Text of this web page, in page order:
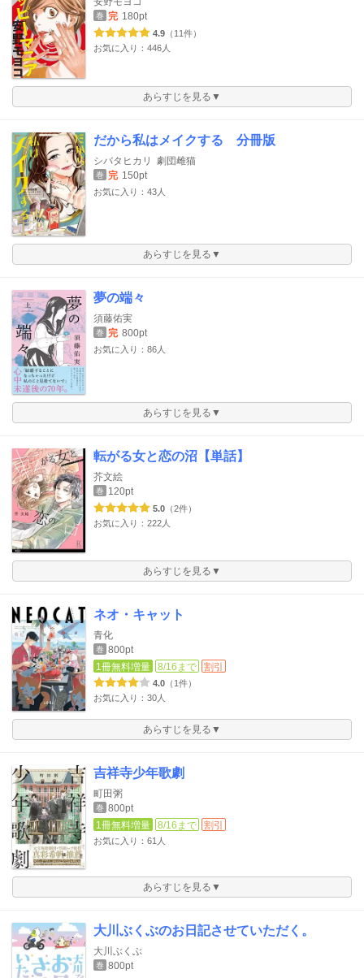
巻 完 180pt
4.9 （11件）
お気に入り：446人
あらすじを見る▼
だから私はメイクする 分冊版
シバタヒカリ 劇団雌猫
巻 完 150pt
お気に入り：43人
あらすじを見る▼
夢の端々
須藤佑実
巻 完 800pt
お気に入り：86人
あらすじを見る▼
転がる女と恋の沼【単話】
芥文絵
巻 120pt
5.0 （2件）
お気に入り：222人
あらすじを見る▼
ネオ・キャット
青化
巻 800pt
1冊無料増量
8/16まで 割引
4.0 （1件）
お気に入り：30人
あらすじを見る▼
吉祥寺少年歌劇
町田粥
巻 800pt
1冊無料増量
8/16まで 割引
お気に入り：61人
あらすじを見る▼
大川ぶくぶのお日記させていただく。
大川ぶくぶ
巻 800pt